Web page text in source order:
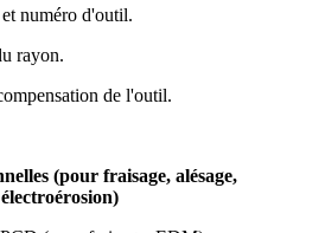
numéro d'outil.
rayon.
de l'outil.
(pour fraisage, alésage,